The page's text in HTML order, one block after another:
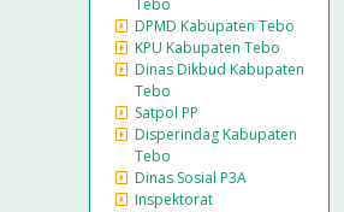
Tebo
DPMD Kabupaten Tebo
KPU Kabupaten Tebo
Dinas Dikbud Kabupaten
Tebo
Satpol PP
Disperindag Kabupaten
Tebo
Dinas Sosial P3A
Inspektorat